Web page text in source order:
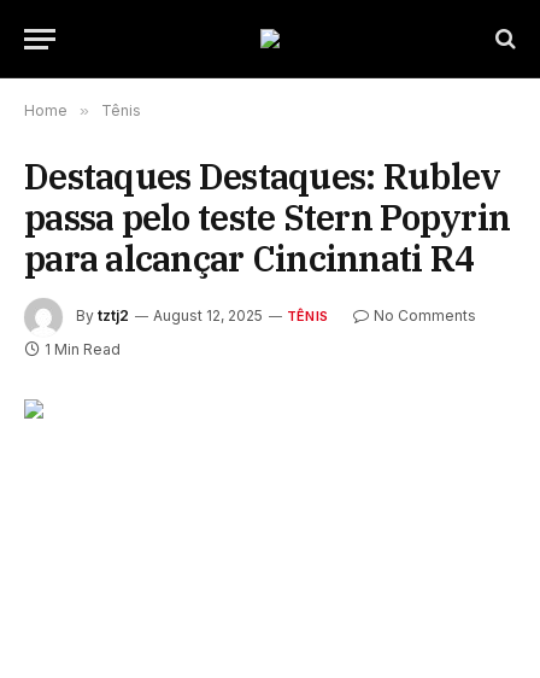
Home » Tênis
Destaques Destaques: Rublev
passa pelo teste Stern Popyrin
para alcançar Cincinnati R4
By tztj2 August 12, 2025 TÊNIS
No Comments
1 Min Read